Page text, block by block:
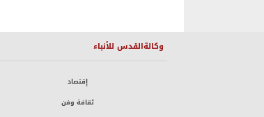
وكالةالقدس للأنباء
إقتصاد
ثقافة وفن